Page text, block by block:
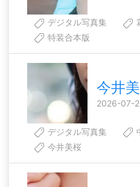
デジタル写真集
特装合本版
今井
2026-07-
デジタル写真集
今井美桜